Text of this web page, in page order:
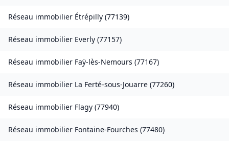
Réseau immobilier Étrépilly (77139)
Réseau immobilier Everly (77157)
Réseau immobilier Faÿ-lès-Nemours (77167)
Réseau immobilier La Ferté-sous-Jouarre (77260)
Réseau immobilier Flagy (77940)
Réseau immobilier Fontaine-Fourches (77480)